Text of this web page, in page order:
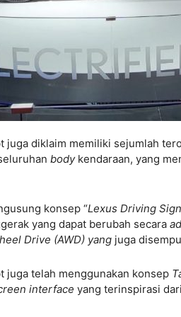
juga diklaim memiliki sejumlah
bodykendaraan, yang
konsep “Lexus Driving
yang dapat berubah secara
Drive (AWD) yang juga
juga telah menggunakan konsep
interface yang terinspirasi